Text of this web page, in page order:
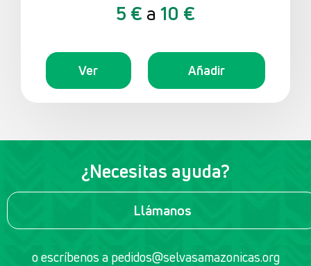
5 € a 10 €
Ver Añadir
¿Necesitas ayuda?
Llámanos
o escríbenos a pedidos@selvasamazonicas.org